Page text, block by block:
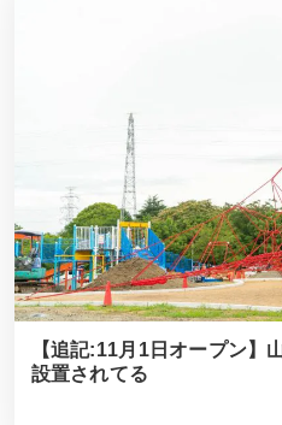
【追記:11月1日オープン】
設置されてる